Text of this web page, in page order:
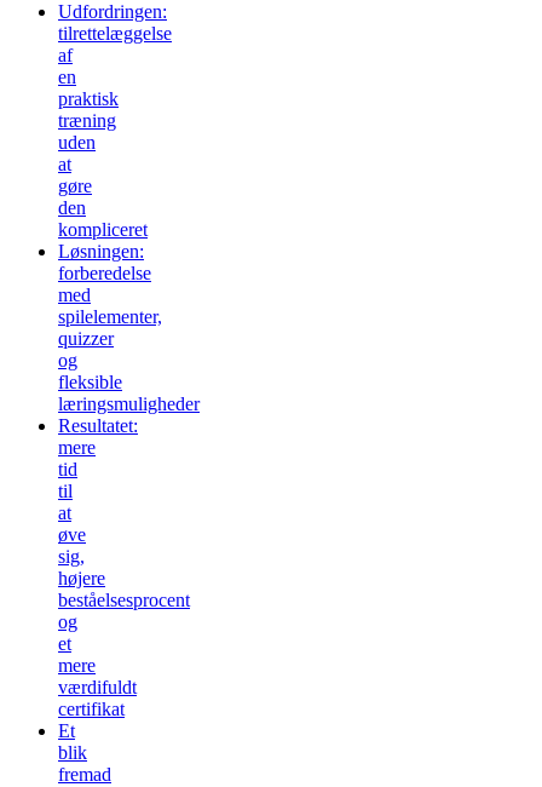
Udfordringen:
tilrettelæggelse
af
en
praktisk
træning
uden
at
gøre
den
kompliceret
Løsningen:
forberedelse
med
spilelementer,
quizzer
og
fleksible
læringsmuligheder
Resultatet:
mere
tid
til
at
øve
sig,
højere
beståelsesprocent
og
et
mere
værdifuldt
certifikat
Et
blik
fremad